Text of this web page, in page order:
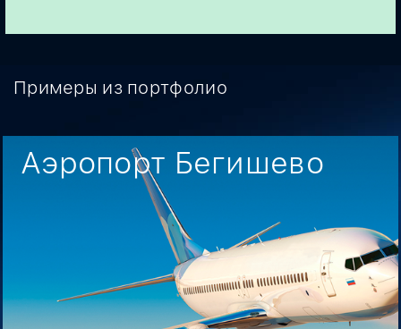
Примеры из портфолио
Аэропорт Бегишево